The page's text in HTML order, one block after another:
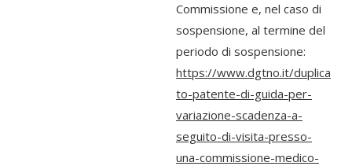
Commissione e, nel caso di
sospensione, al termine del
periodo di sospensione:
https://www.dgtno.it/duplica
to-patente-di-guida-per-
variazione-scadenza-a-
seguito-di-visita-presso-
una-commissione-medico-